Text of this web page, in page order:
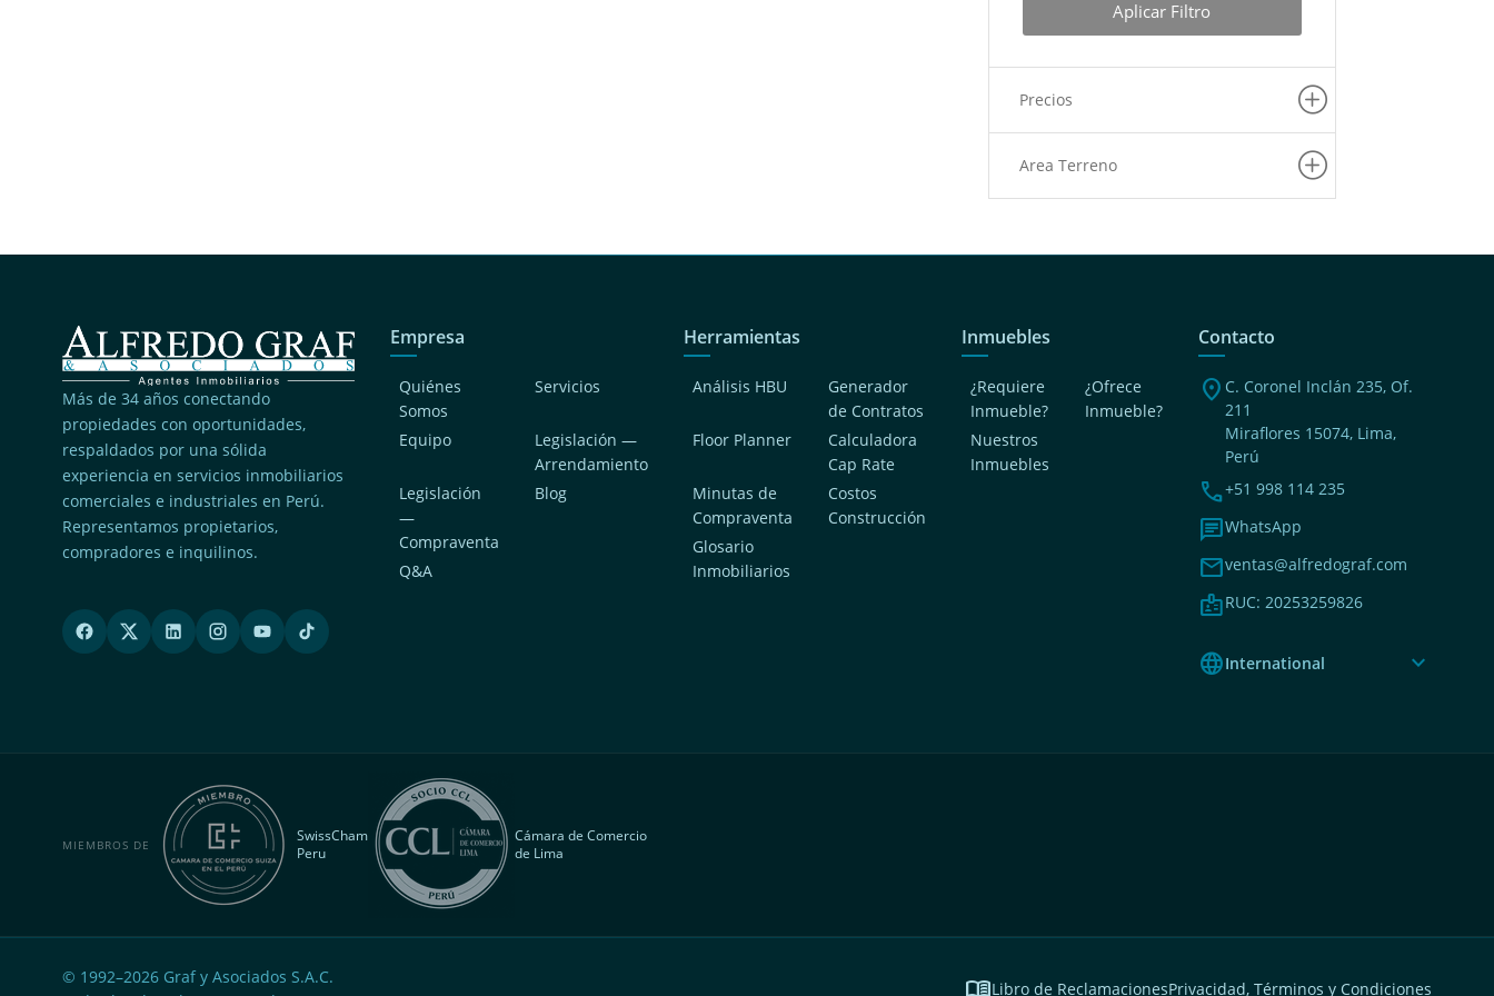
Aplicar Filtro
Precios
Area Terreno
Más de 34 años conectando
propiedades con oportunidades,
respaldados por una sólida
experiencia en servicios inmobiliarios
comerciales e industriales en Perú.
Representamos propietarios,
compradores e inquilinos.
Empresa
Quiénes
Somos
Servicios
Equipo
Legislación —
Arrendamiento
Legislación
—
Compraventa
Blog
Q&A
Herramientas
Análisis HBU
Generador
de Contratos
Floor Planner
Calculadora
Cap Rate
Minutas de
Compraventa
Costos
Construcción
Glosario
Inmobiliarios
Inmuebles
¿Requiere
Inmueble?
¿Ofrece
Inmueble?
Nuestros
Inmuebles
Contacto
location_on C. Coronel Inclán 235, Of.
211
Miraflores 15074, Lima,
Perú
phone+51 998 114 235
chatWhatsApp
mailventas@alfredograf.com
badgeRUC: 20253259826
languageInternational expand_more
MIEMBROS DE
SwissCham
Peru
Cámara de Comercio
de Lima
© 1992–2026 Graf y Asociados S.A.C.
menu_bookLibro de ReclamacionesPrivacidad, Términos y Condiciones